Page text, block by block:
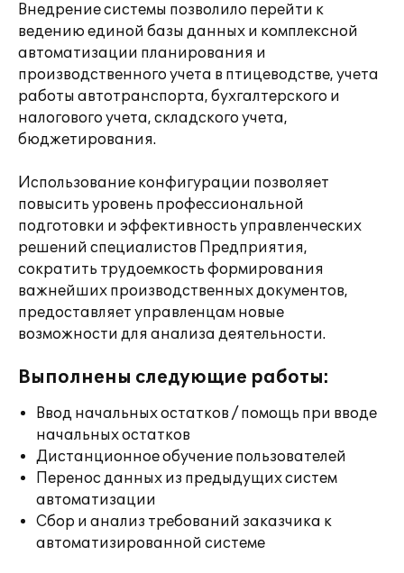
Внедрение системы позволило перейти к
ведению единой базы данных и комплексной
автоматизации планирования и
производственного учета в птицеводстве, учета
работы автотранспорта, бухгалтерского и
налогового учета, складского учета,
бюджетирования.
Использование конфигурации позволяет
повысить уровень профессиональной
подготовки и эффективность управленческих
решений специалистов Предприятия,
сократить трудоемкость формирования
важнейших производственных документов,
предоставляет управленцам новые
возможности для анализа деятельности.
Выполнены следующие работы:
Ввод начальных остатков / помощь при вводе
начальных остатков
Дистанционное обучение пользователей
Перенос данных из предыдущих систем
автоматизации
Сбор и анализ требований заказчика к
автоматизированной системе